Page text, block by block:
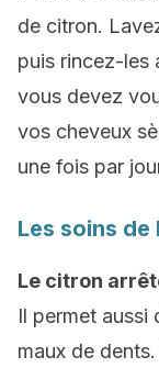
de citron.
puis rincez-les
vous devez
vos cheveux
une fois par
Les soins de
Le citron
Il permet aussi
maux de